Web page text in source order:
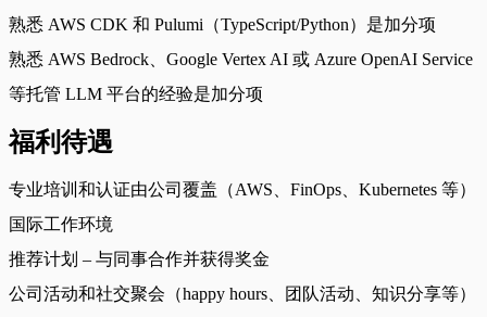
熟悉 AWS CDK 和 Pulumi（TypeScript/Python）是加分项
熟悉 AWS Bedrock、Google Vertex AI 或 Azure OpenAI Service
等托管 LLM 平台的经验是加分项
福利待遇
专业培训和认证由公司覆盖（AWS、FinOps、Kubernetes 等）
国际工作环境
推荐计划 – 与同事合作并获得奖金
公司活动和社交聚会（happy hours、团队活动、知识分享等）